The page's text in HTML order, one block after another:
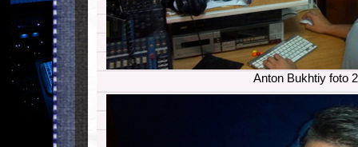
Anton Bukhtiy foto 2